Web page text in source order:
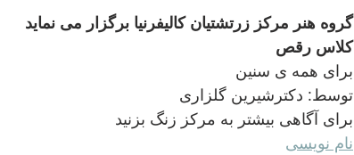
گروه هنر مرکز زرتشتیان کالیفرنیا برگزار می نماید
کلاس رقص
برای همه ی سنین
توسط: دکترشیرین گلزاری
برای آگاهی بیشتر به مرکز زنگ بزنید
نام نویسی